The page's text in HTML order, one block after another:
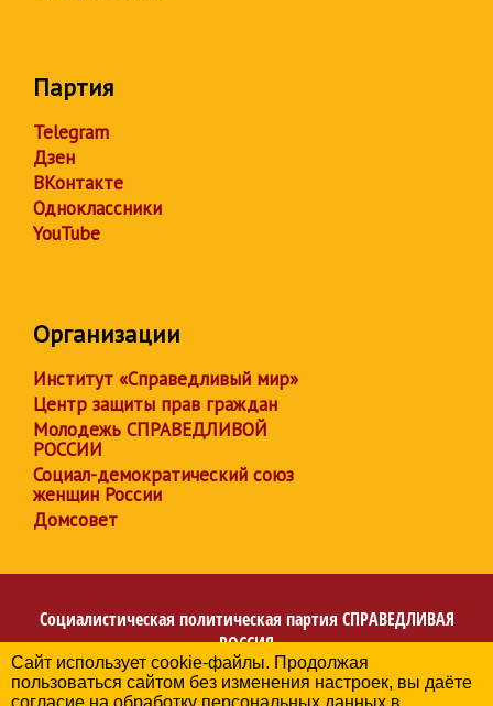
Партия
Telegram
Дзен
ВКонтакте
Одноклассники
YouTube
Организации
Институт «Справедливый мир»
Центр защиты прав граждан
Молодежь СПРАВЕДЛИВОЙ
РОССИИ
Социал-демократический союз
женщин России
Домсовет
Социалистическая политическая партия СПРАВЕДЛИВАЯ
РОССИЯ
Региональное отделение партии в Республике
Башкортостан
Сайт использует cookie-файлы. Продолжая
пользоваться сайтом без изменения настроек, вы даёте
согласие на обработку персональных данных в